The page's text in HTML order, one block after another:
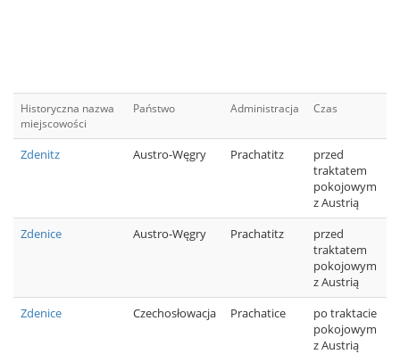
Historyczna nazwa
miejscowości
Państwo Administracja Czas
Zdenitz Austro-Węgry Prachatitz
przed
traktatem
pokojowym
z Austrią
Zdenice
Austro-Węgry Prachatitz
przed
traktatem
pokojowym
z Austrią
Zdenice
Czechosłowacja Prachatice
po traktacie
pokojowym
z Austrią